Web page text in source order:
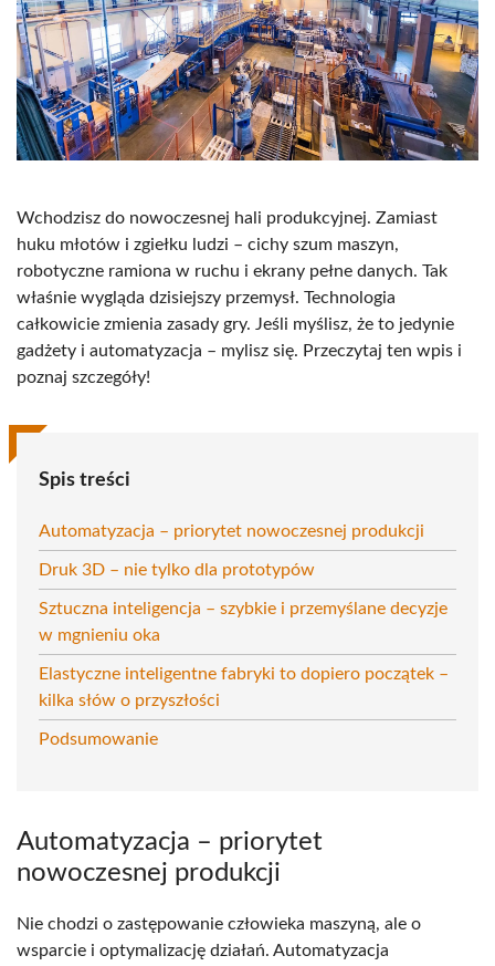
Wchodzisz do nowoczesnej hali produkcyjnej. Zamiast
huku młotów i zgiełku ludzi – cichy szum maszyn,
robotyczne ramiona w ruchu i ekrany pełne danych. Tak
właśnie wygląda dzisiejszy przemysł. Technologia
całkowicie zmienia zasady gry. Jeśli myślisz, że to jedynie
gadżety i automatyzacja – mylisz się. Przeczytaj ten wpis i
poznaj szczegóły!
Spis treści
Automatyzacja – priorytet nowoczesnej produkcji
Druk 3D – nie tylko dla prototypów
Sztuczna inteligencja – szybkie i przemyślane decyzje
w mgnieniu oka
Elastyczne inteligentne fabryki to dopiero początek –
kilka słów o przyszłości
Podsumowanie
Automatyzacja – priorytet
nowoczesnej produkcji
Nie chodzi o zastępowanie człowieka maszyną, ale o
wsparcie i optymalizację działań. Automatyzacja